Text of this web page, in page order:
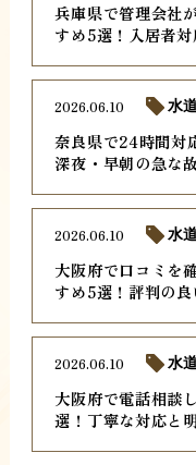
兵庫県で管理会社
すめ5選！入居者
奈良県で24時間対
深夜・早朝の急な
2026.06.10 水
大阪府で口コミを
すめ5選！評判の
2026.06.10 水
大阪府で電話相談
選！丁寧な対応と
2026.06.10 水